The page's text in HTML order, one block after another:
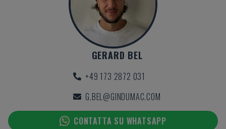
GERARD BEL
+49 173 2872 031
G.BEL@GINDUMAC.COM
CONTATTA SU WHATSAPP